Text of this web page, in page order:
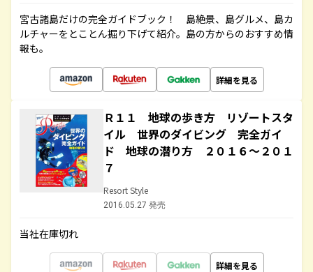
宮古諸島だけの完全ガイドブック！ 島絶景、島グルメ、島カ
ルチャーをとことん掘り下げて紹介。島の方からのおすすめ情
報も。
詳細を見る
Ｒ１１ 地球の歩き方 リゾートスタ
イル 世界のダイビング 完全ガイ
ド 地球の潜り方 ２０１６～２０１
７
Resort Style
2016.05.27 発売
当社在庫切れ
詳細を見る